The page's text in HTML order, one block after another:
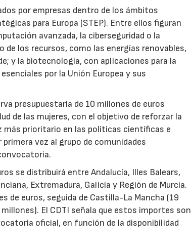
por empresas dentro de los ámbitos
para Europa (STEP). Entre ellos figuran
avanzada, la ciberseguridad o la
los recursos, como las energías renovables,
y la biotecnología, con aplicaciones para la
por la Unión Europea y sus
presupuestaria de 10 millones de euros
de las mujeres, con el objetivo de reforzar la
prioritario en las políticas científicas e
vez al grupo de comunidades
se distribuirá entre Andalucía, Illes Balears,
Extremadura, Galicia y Región de Murcia.
de euros, seguida de Castilla-La Mancha (19
El CDTI señala que estos importes son
oficial, en función de la disponibilidad